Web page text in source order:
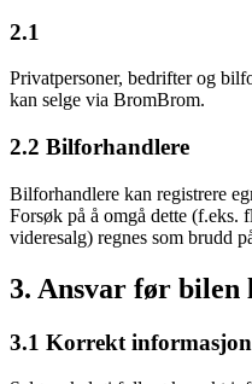
2.1
Privatpersoner, bedrifter og
kan selge via BromBrom.
2.2 Bilforhandlere
Bilforhandlere kan registrere
Forsøk på å omgå dette
videresalg) regnes som brudd
3. Ansvar før bilen
3.1 Korrekt informasjon